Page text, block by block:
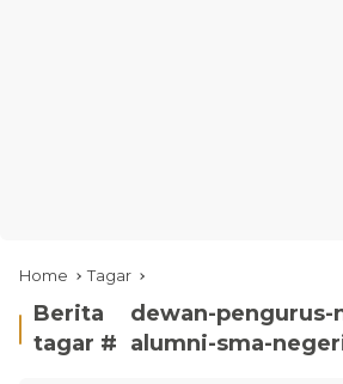
Home Tagar
Berita
tagar #
dewan-pengurus-
alumni-sma-